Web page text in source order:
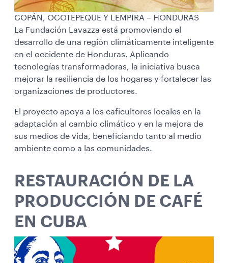
COPÁN, OCOTEPEQUE Y LEMPIRA – HONDURAS
La Fundación Lavazza está promoviendo el
desarrollo de una región climáticamente inteligente
en el occidente de Honduras. Aplicando
tecnologías transformadoras, la iniciativa busca
mejorar la resiliencia de los hogares y fortalecer las
organizaciones de productores.
El proyecto apoya a los caficultores locales en la
adaptación al cambio climático y en la mejora de
sus medios de vida, beneficiando tanto al medio
ambiente como a las comunidades.
RESTAURACIÓN DE LA
PRODUCCIÓN DE CAFÉ
EN CUBA